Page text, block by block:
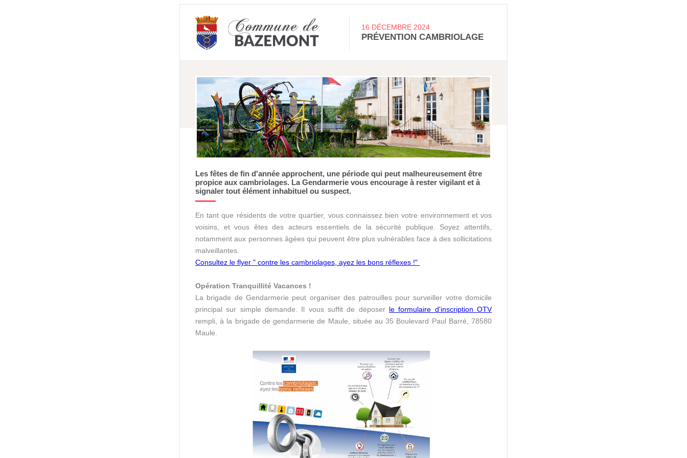
16 DÉCEMBRE 2024
PRÉVENTION CAMBRIOLAGE
Les fêtes de fin d'année approchent, une période qui peut malheureusement être
propice aux cambriolages. La Gendarmerie vous encourage à rester vigilant et à
signaler tout élément inhabituel ou suspect.
En tant que résidents de votre quartier, vous connaissez bien votre environnement et vos
voisins, et vous êtes des acteurs essentiels de la sécurité publique. Soyez attentifs,
notamment aux personnes âgées qui peuvent être plus vulnérables face à des sollicitations
malveillantes.
Consultez le flyer " contre les cambriolages, ayez les bons réflexes !"
Opération Tranquillité Vacances !
La brigade de Gendarmerie peut organiser des patrouilles pour surveiller votre domicile
principal sur simple demande. Il vous suffit de déposer le formulaire d'inscription OTV
rempli, à la brigade de gendarmerie de Maule, située au 35 Boulevard Paul Barré, 78580
Maule.